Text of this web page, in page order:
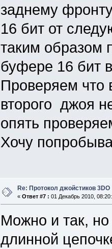
заднему
16 бит от
таким образом
буфере 16 бит
Проверяем что
второго джоя
опять
Хочу
Re: Протокол джойстиков 3DO
« Ответ #7 : 01 Декабрь 2010,
Можно и так,
длинной